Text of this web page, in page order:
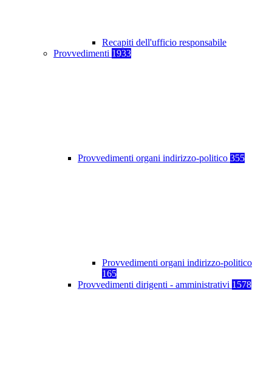
Recapiti dell'ufficio responsabile
Provvedimenti 1933
Provvedimenti organi indirizzo-politico 355
Provvedimenti organi indirizzo-politico
165
Provvedimenti dirigenti - amministrativi 1578